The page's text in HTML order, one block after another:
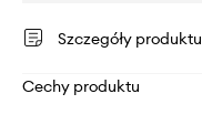
Szczegóły produktu
Cechy produktu